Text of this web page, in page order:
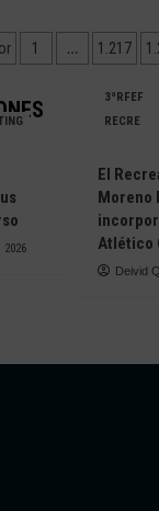
1 … 1.217
2026
3ªRFEF
RECRE
El
Moreno
Atlético
Deivid